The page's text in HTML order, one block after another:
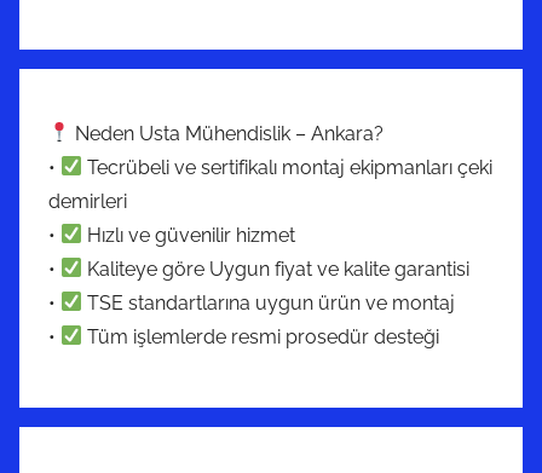
Neden Usta Mühendislik – Ankara?
•
Tecrübeli ve sertifikalı montaj ekipmanları çeki
demirleri
•
Hızlı ve güvenilir hizmet
•
Kaliteye göre Uygun fiyat ve kalite garantisi
•
TSE standartlarına uygun ürün ve montaj
•
Tüm işlemlerde resmi prosedür desteği